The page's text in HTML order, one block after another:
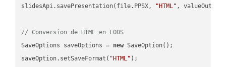
slidesApi.savePresentation(file.PPSX,
"HTML" ,
// Conversion de HTML en FODS
SaveOptions saveOptions = new SaveOption();
saveOption.setSaveFormat( "HTML" );